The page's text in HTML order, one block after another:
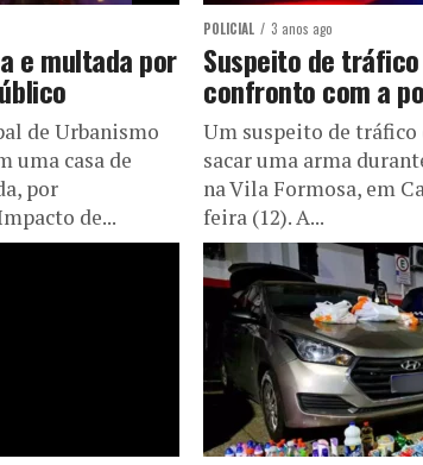
e multada por
de Urbanismo
uma casa de
por
de...
POLICIAL 3 anos ago
Suspeito de
confronto com a
Um suspeito de
sacar uma arma
na Vila Formosa, em
feira (12). A...